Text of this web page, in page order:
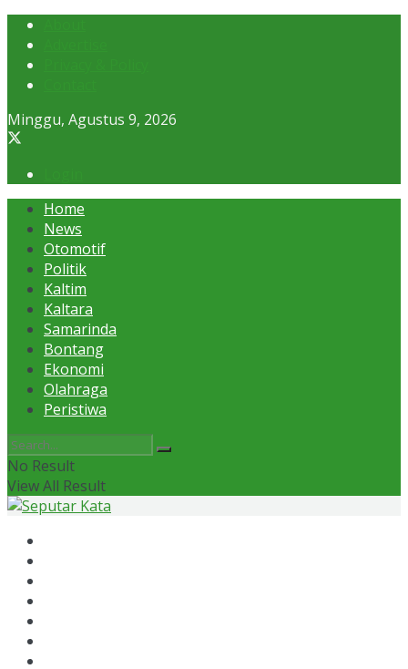
Minggu, Agustus 9, 2026
Home
News
Otomotif
Politik
Kaltim
Kaltara
Samarinda
Bontang
Ekonomi
Olahraga
Peristiwa
No Result
View All Result